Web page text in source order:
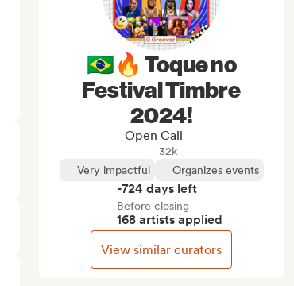
🇧🇷🔥 Toque no
Festival Timbre
2024!
Open Call
32k
Very impactful
Organizes events
-724 days left
Before closing
168 artists applied
View similar curators